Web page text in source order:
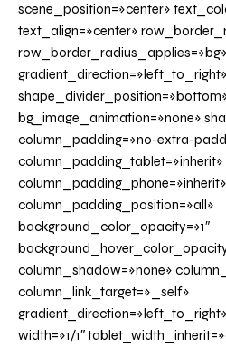
scene_position=»center»
text_align=»center»
gradient_direction=»left_to_right»
bg_image_animation=»none»
column_padding=»no-extra-
column_padding_tablet=»inherit»
column_padding_phone=»inherit»
column_padding_position=»all»
background_color_opacity=»1″
column_shadow=»none»
column_link_target=»_self»
width=»1/1″